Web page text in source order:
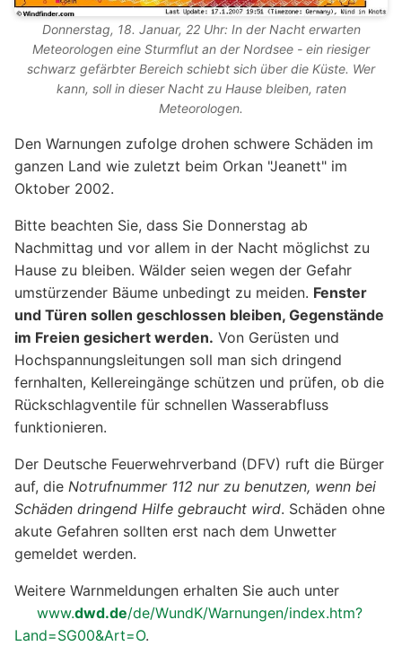
Donnerstag, 18. Januar, 22 Uhr: In der Nacht erwarten
Meteorologen eine Sturmflut an der Nordsee - ein riesiger
schwarz gefärbter Bereich schiebt sich über die Küste. Wer
kann, soll in dieser Nacht zu Hause bleiben, raten
Meteorologen.
Den Warnungen zufolge drohen schwere Schäden im
ganzen Land wie zuletzt beim Orkan "Jeanett" im
Oktober 2002.
Bitte beachten Sie, dass Sie Donnerstag ab
Nachmittag und vor allem in der Nacht möglichst zu
Hause zu bleiben. Wälder seien wegen der Gefahr
umstürzender Bäume unbedingt zu meiden. Fenster
und Türen sollen geschlossen bleiben, Gegenstände
im Freien gesichert werden. Von Gerüsten und
Hochspannungsleitungen soll man sich dringend
fernhalten, Kellereingänge schützen und prüfen, ob die
Rückschlagventile für schnellen Wasserabfluss
funktionieren.
Der Deutsche Feuerwehrverband (DFV) ruft die Bürger
auf, die Notrufnummer 112 nur zu benutzen, wenn bei
Schäden dringend Hilfe gebraucht wird. Schäden ohne
akute Gefahren sollten erst nach dem Unwetter
gemeldet werden.
Weitere Warnmeldungen erhalten Sie auch unter
www.dwd.de/de/WundK/Warnungen/index.htm?
Land=SG00&Art=O.